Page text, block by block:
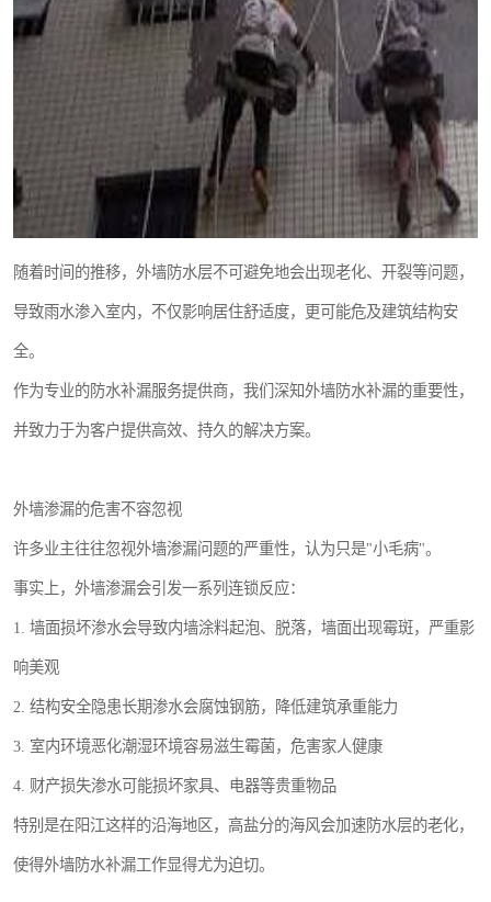
随着时间的推移，外墙防水层不可避免地会出现老化、开裂等问题，
导致雨水渗入室内，不仅影响居住舒适度，更可能危及建筑结构安
全。
作为专业的防水补漏服务提供商，我们深知外墙防水补漏的重要性，
并致力于为客户提供高效、持久的解决方案。
外墙渗漏的危害不容忽视
许多业主往往忽视外墙渗漏问题的严重性，认为只是"小毛病"。
事实上，外墙渗漏会引发一系列连锁反应：
1. 墙面损坏渗水会导致内墙涂料起泡、脱落，墙面出现霉斑，严重影
响美观
2. 结构安全隐患长期渗水会腐蚀钢筋，降低建筑承重能力
3. 室内环境恶化潮湿环境容易滋生霉菌，危害家人健康
4. 财产损失渗水可能损坏家具、电器等贵重物品
特别是在阳江这样的沿海地区，高盐分的海风会加速防水层的老化，
使得外墙防水补漏工作显得尤为迫切。